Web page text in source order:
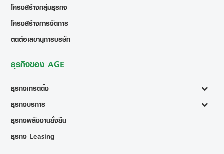
โครงสร้างกลุ่มธุรกิจ
โครงสร้างการจัดการ
ติดต่อเลขานุการบริษัท
ธุรกิจของ AGE
ธุรกิจเทรดดิ้ง
ธุรกิจบริการ
ธุรกิจพลังงานยั่งยืน
ธุรกิจ Leasing